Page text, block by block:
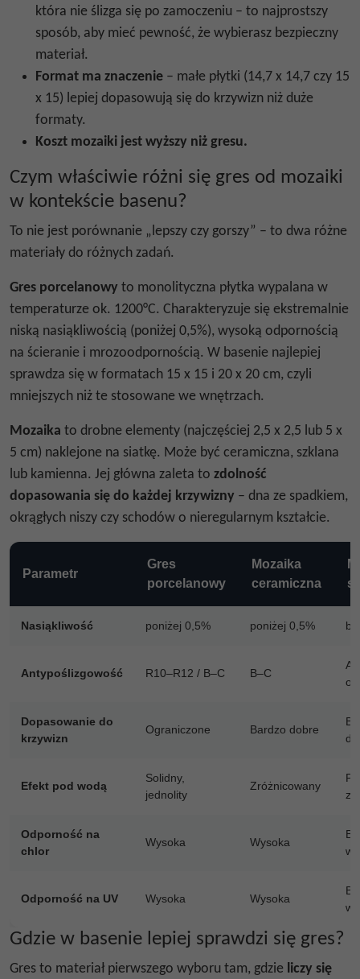
która nie ślizga się po zamoczeniu – to najprostszy
sposób, aby mieć pewność, że wybierasz bezpieczny
materiał.
Format ma znaczenie – małe płytki (14,7 x 14,7 czy 15
x 15) lepiej dopasowują się do krzywizn niż duże
formaty.
Koszt mozaiki jest wyższy niż gresu.
Czym właściwie różni się gres od mozaiki
w kontekście basenu?
To nie jest porównanie „lepszy czy gorszy” – to dwa różne
materiały do różnych zadań.
Gres porcelanowy to monolityczna płytka wypalana w
temperaturze ok. 1200°C. Charakteryzuje się ekstremalnie
niską nasiąkliwością (poniżej 0,5%), wysoką odpornością
na ścieranie i mrozoodpornością. W basenie najlepiej
sprawdza się w formatach 15 x 15 i 20 x 20 cm, czyli
mniejszych niż te stosowane we wnętrzach.
Mozaika to drobne elementy (najczęściej 2,5 x 2,5 lub 5 x
5 cm) naklejone na siatkę. Może być ceramiczna, szklana
lub kamienna. Jej główna zaleta to zdolność
dopasowania się do każdej krzywizny – dna ze spadkiem,
okrągłych niszy czy schodów o nieregularnym kształcie.
Parametr
Gres
porcelanowy
Mozaika
ceramiczna
Nasiąkliwość poniżej 0,5% poniżej 0,5%
Antypoślizgowość R10–R12 / B–C B–C
Dopasowanie do
krzywizn
Ograniczone Bardzo dobre
Efekt pod wodą
Solidny,
jednolity
Zróżnicowany
z
Odporność na
chlor
Wysoka Wysoka
Odporność na UV Wysoka Wysoka
Gdzie w basenie lepiej sprawdzi się gres?
Gres to materiał pierwszego wyboru tam, gdzie liczy się